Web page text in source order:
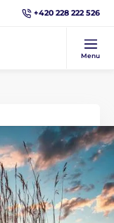
+420 228 222 526
Menu